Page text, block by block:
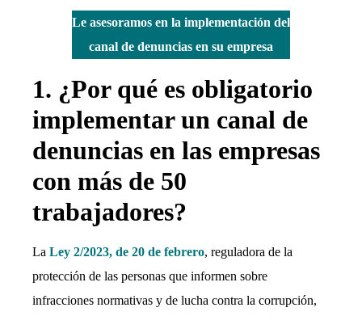
Le asesoramos en la implementación del
canal de denuncias en su empresa
1. ¿Por qué es obligatorio
implementar un canal de
denuncias en las empresas
con más de 50
trabajadores?
La Ley 2/2023, de 20 de febrero, reguladora de la
protección de las personas que informen sobre
infracciones normativas y de lucha contra la corrupción,